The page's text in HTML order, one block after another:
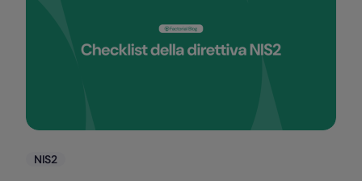
Categorie
NIS2